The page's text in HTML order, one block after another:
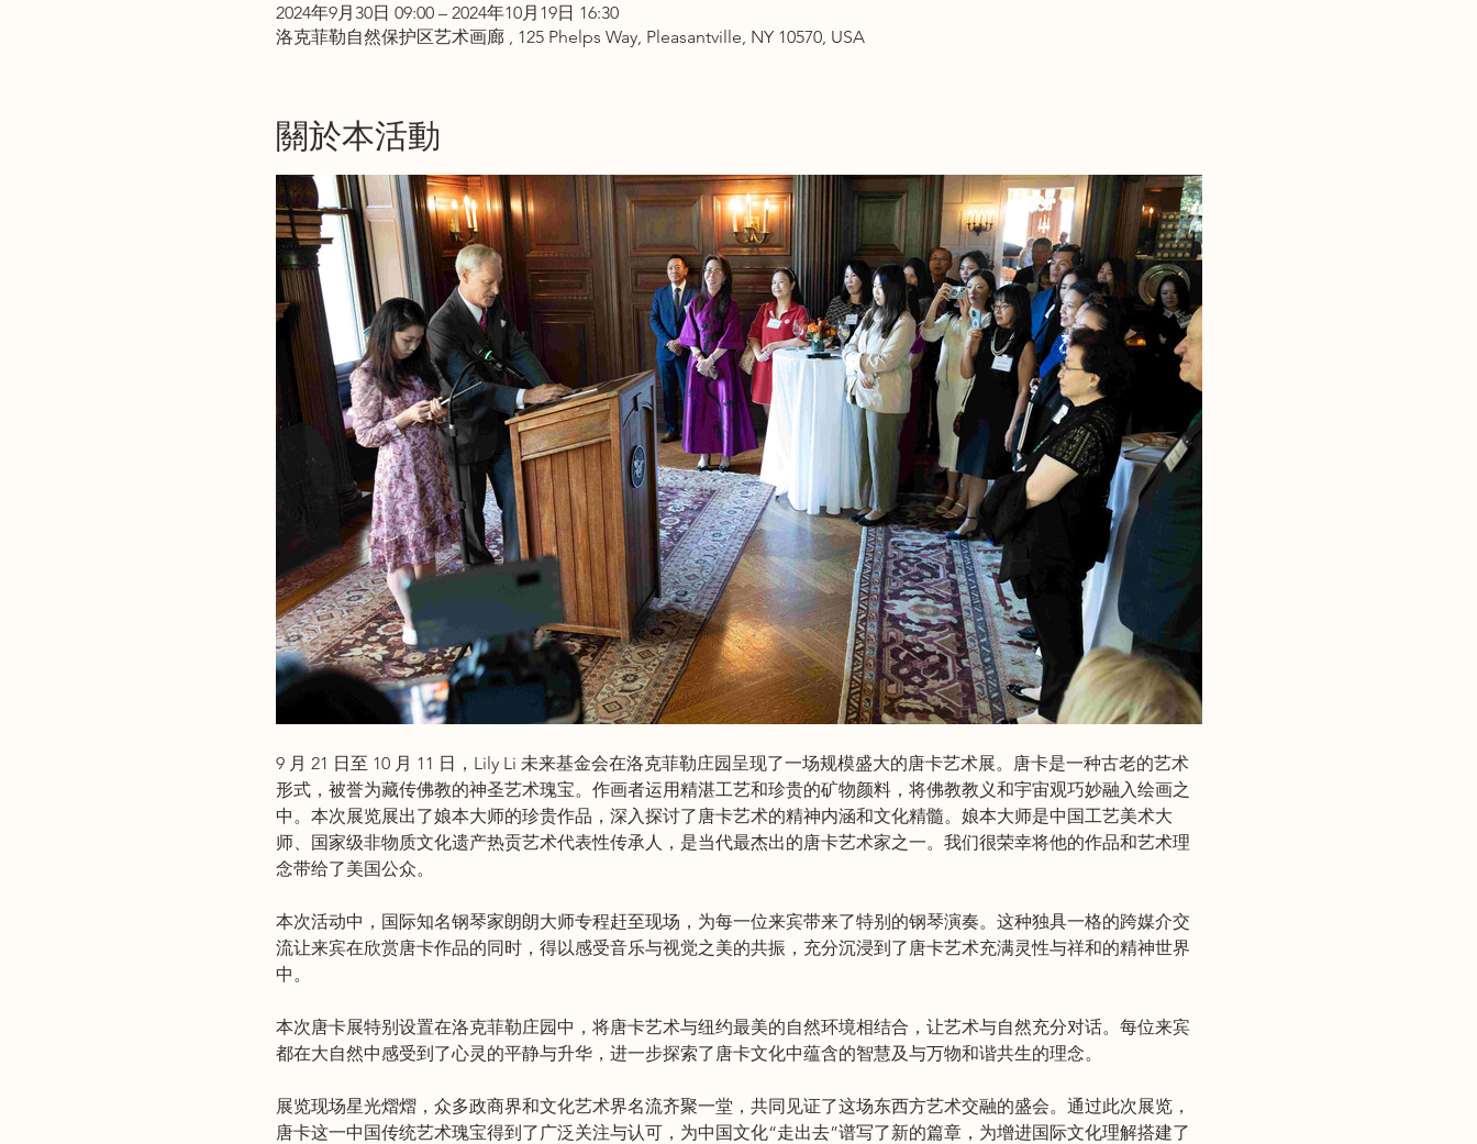
2024年9月30日 09:00 – 2024年10月19日 16:30
洛克菲勒自然保护区艺术画廊 , 125 Phelps Way, Pleasantville, NY 10570, USA
關於本活動
9 月 21 日至 10 月 11 日，Lily Li 未来基金会在洛克菲勒庄园呈现了一场规模盛大的唐卡艺术展。唐卡是一种古老的艺术
形式，被誉为藏传佛教的神圣艺术瑰宝。作画者运用精湛工艺和珍贵的矿物颜料，将佛教教义和宇宙观巧妙融入绘画之
中。本次展览展出了娘本大师的珍贵作品，深入探讨了唐卡艺术的精神内涵和文化精髓。娘本大师是中国工艺美术大
师、国家级非物质文化遗产热贡艺术代表性传承人，是当代最杰出的唐卡艺术家之一。我们很荣幸将他的作品和艺术理
念带给了美国公众。
本次活动中，国际知名钢琴家朗朗大师专程赶至现场，为每一位来宾带来了特别的钢琴演奏。这种独具一格的跨媒介交
流让来宾在欣赏唐卡作品的同时，得以感受音乐与视觉之美的共振，充分沉浸到了唐卡艺术充满灵性与祥和的精神世界
中。
本次唐卡展特别设置在洛克菲勒庄园中，将唐卡艺术与纽约最美的自然环境相结合，让艺术与自然充分对话。每位来宾
都在大自然中感受到了心灵的平静与升华，进一步探索了唐卡文化中蕴含的智慧及与万物和谐共生的理念。
展览现场星光熠熠，众多政商界和文化艺术界名流齐聚一堂，共同见证了这场东西方艺术交融的盛会。通过此次展览，
唐卡这一中国传统艺术瑰宝得到了广泛关注与认可，为中国文化“走出去”谱写了新的篇章，为增进国际文化理解搭建了